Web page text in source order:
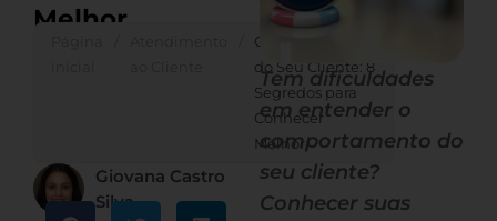
Melhor
Comportamento
do Seu Cliente: 8
Segredos para
Conhecer
Melhor
Giovana Castro
Silva
Tem dificuldades
em entender o
comportamento do
seu cliente?
Conhecer suas